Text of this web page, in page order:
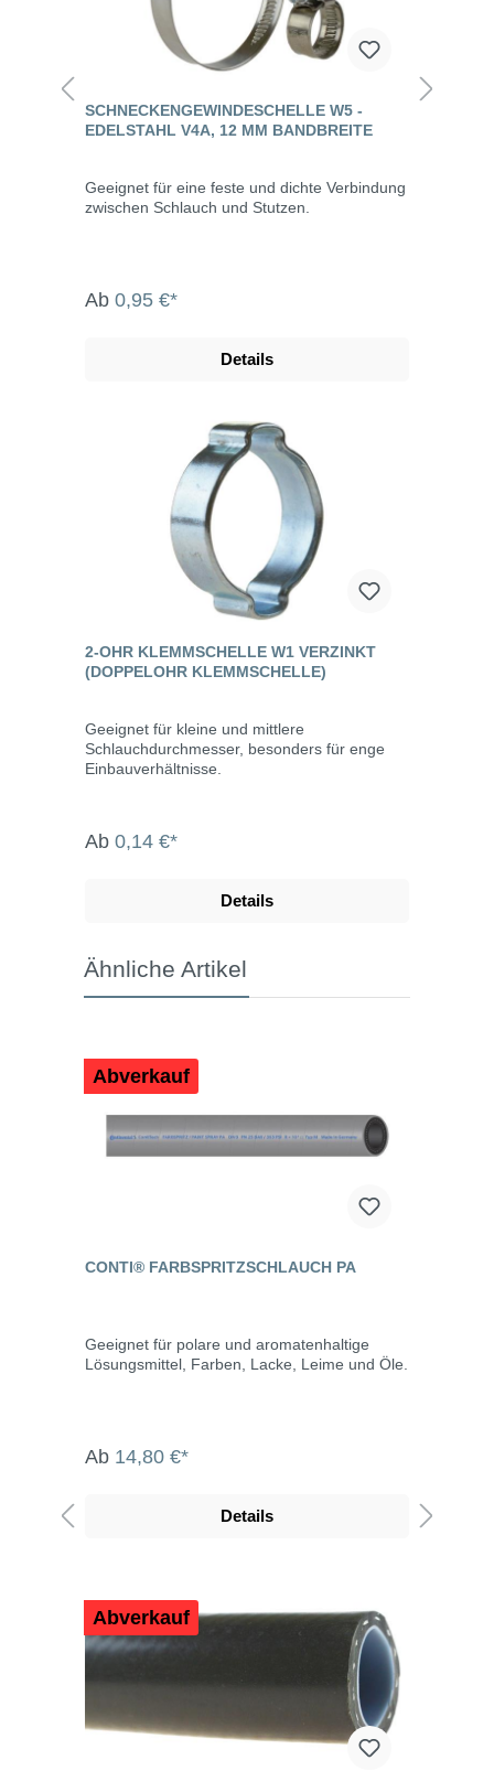
SCHNECKENGEWINDESCHELLE W5 -
EDELSTAHL V4A, 12 MM BANDBREITE
Geeignet für eine feste und dichte Verbindung
zwischen Schlauch und Stutzen.
Ab 0,95 €*
Details
2-OHR KLEMMSCHELLE W1 VERZINKT
(DOPPELOHR KLEMMSCHELLE)
Geeignet für kleine und mittlere
Schlauchdurchmesser, besonders für enge
Einbauverhältnisse.
Ab 0,14 €*
Details
Ähnliche Artikel
Abverkauf
CONTI® FARBSPRITZSCHLAUCH PA
Geeignet für polare und aromatenhaltige
Lösungsmittel, Farben, Lacke, Leime und Öle.
Ab 14,80 €*
Details
Abverkauf